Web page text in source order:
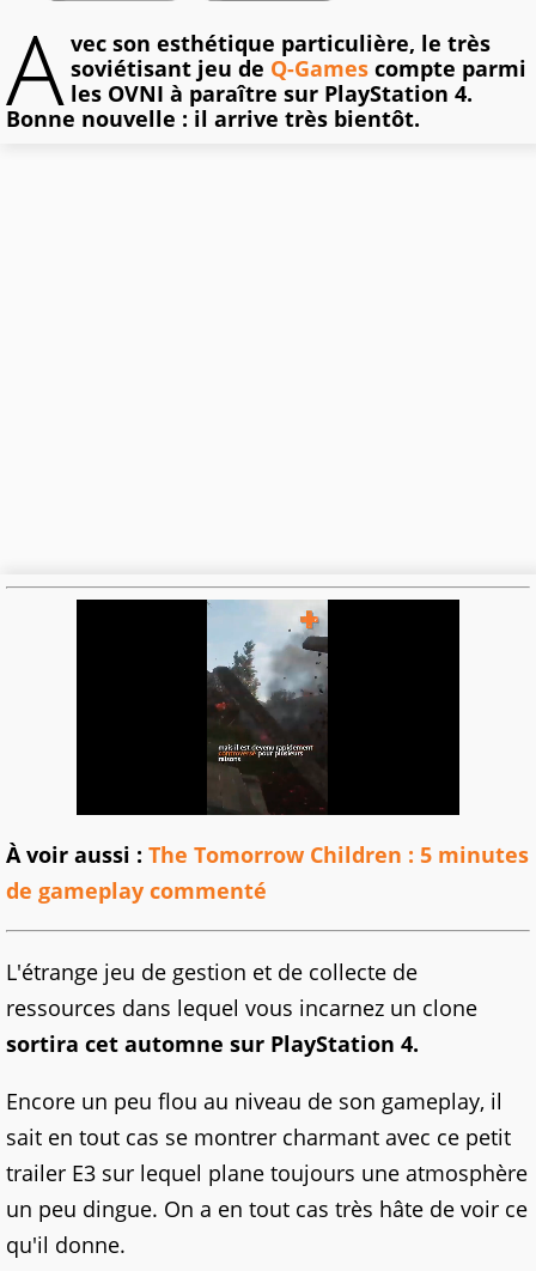
A vec son esthétique particulière, le très
soviétisant jeu de Q-Games compte parmi
les OVNI à paraître sur PlayStation 4.
Bonne nouvelle : il arrive très bientôt.
À voir aussi : The Tomorrow Children : 5 minutes
de gameplay commenté
L'étrange jeu de gestion et de collecte de
ressources dans lequel vous incarnez un clone
sortira cet automne sur PlayStation 4.
Encore un peu flou au niveau de son gameplay, il
sait en tout cas se montrer charmant avec ce petit
trailer E3 sur lequel plane toujours une atmosphère
un peu dingue. On a en tout cas très hâte de voir ce
qu'il donne.